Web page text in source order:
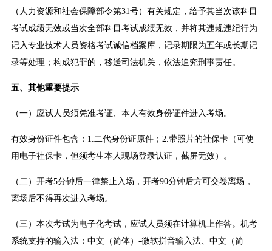
（人力资源和社会保障部令第31号）有关规定，给予其当次该科目
考试成绩无效或当次全部科目考试成绩无效，并将其违规违纪行为
记入专业技术人员资格考试诚信档案库，记录期限为五年或长期记
录等处理；构成犯罪的，移送司法机关，依法追究刑事责任。
五、其他重要提示
（一）应试人员须凭准考证、本人有效身份证件进入考场。
有效身份证件包含：1.二代身份证原件；2.带照片的社保卡（可使
用电子社保卡，但须考生本人现场登录认证，截屏无效）。
（二）开考5分钟后一律禁止入场，开考90分钟后方可交卷离场，
离场后不得再次进入考场。
（三）本次考试为电子化考试，应试人员须在计算机上作答。机考
系统支持的输入法：中文（简体）-微软拼音输入法、中文（简